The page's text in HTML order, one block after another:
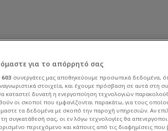
το χρέος της,
Πικρό "αντίο"
για το απόρρητό σας
603 συνεργάτες μας αποθηκεύουμε προσωπικά δεδομένα,
στοιχεία, και έχουμε πρόσβαση σε αυτά στη
καταστεί δυνατή η ενεργοποίηση τεχνολογιών
οι σκοποί που εμφανίζονται παρακάτω, για τους
τα δεδομένα με σκοπό την παροχή υπηρεσιών. Αν
συγκατάθεσή σας, οι εν λόγω τεχνολογίες θα
περιεχόμενο και κάποιες από τις διαφημίσεις που